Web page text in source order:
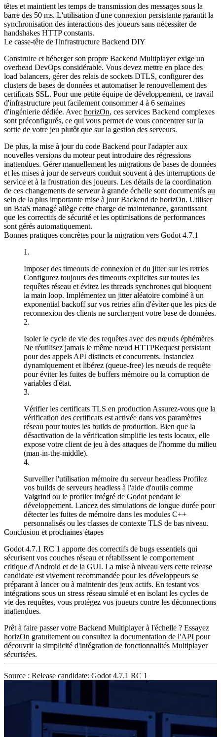
têtes et maintient les temps de transmission des messages sous la
barre des 50 ms. L'utilisation d'une connexion persistante garantit la
synchronisation des interactions des joueurs sans nécessiter de
handshakes HTTP constants.
Le casse-tête de l'infrastructure Backend DIY
Construire et héberger son propre Backend Multiplayer exige un
overhead DevOps considérable. Vous devez mettre en place des
load balancers, gérer des relais de sockets DTLS, configurer des
clusters de bases de données et automatiser le renouvellement des
certificats SSL. Pour une petite équipe de développement, ce travail
d'infrastructure peut facilement consommer 4 à 6 semaines
d'ingénierie dédiée. Avec horizOn, ces services Backend complexes
sont préconfigurés, ce qui vous permet de vous concentrer sur la
sortie de votre jeu plutôt que sur la gestion des serveurs.
De plus, la mise à jour du code Backend pour l'adapter aux
nouvelles versions du moteur peut introduire des régressions
inattendues. Gérer manuellement les migrations de bases de données
et les mises à jour de serveurs conduit souvent à des interruptions de
service et à la frustration des joueurs. Les détails de la coordination
de ces changements de serveur à grande échelle sont documentés au
sein de la plus importante mise à jour Backend de horizOn. Utiliser
un BaaS managé allège cette charge de maintenance, garantissant
que les correctifs de sécurité et les optimisations de performances
sont gérés automatiquement.
Bonnes pratiques concrètes pour la migration vers Godot 4.7.1
Imposer des timeouts de connexion et du jitter sur les retries
Configurez toujours des timeouts explicites sur toutes les
requêtes réseau et évitez les threads synchrones qui bloquent
la main loop. Implémentez un jitter aléatoire combiné à un
exponential backoff sur vos retries afin d'éviter que les pics de
reconnexion des clients ne surchargent votre base de données.
Isoler le cycle de vie des requêtes avec des nœuds éphémères
Ne réutilisez jamais le même nœud HTTPRequestpersistant
pour des appels API distincts et concurrents. Instanciez
dynamiquement et libérez (queue-free) les nœuds de requête
pour éviter les fuites de buffers mémoire ou la corruption de
variables d'état.
Vérifier les certificats TLS en productionAssurez-vous que la
vérification des certificats est activée dans vos paramètres
réseau pour toutes les builds de production. Bien que la
désactivation de la vérification simplifie les tests locaux, elle
expose votre client de jeu à des attaques de l'homme du milieu
(man-in-the-middle).
Surveiller l'utilisation mémoire du serveur headless Profilez
vos builds de serveurs headless à l'aide d'outils comme
Valgrind ou le profiler intégré de Godot pendant le
développement. Lancez des simulations de longue durée pour
détecter les fuites de mémoire dans les modules C++
personnalisés ou les classes de contexte TLS de bas niveau.
Conclusion et prochaines étapes
Godot 4.7.1 RC 1 apporte des correctifs de bugs essentiels qui
sécurisent vos couches réseau et rétablissent le comportement
critique d'Android et de la GUI. La mise à niveau vers cette release
candidate est vivement recommandée pour les développeurs se
préparant à lancer ou à maintenir des jeux actifs. En testant vos
intégrations sous un stress réseau simulé et en isolant les cycles de
vie des requêtes, vous protégez vos joueurs contre les déconnections
inattendues.
Prêt à faire passer votre Backend Multiplayer à l'échelle ? Essayez
horizOn gratuitement ou consultez la documentation de l'API pour
découvrir la simplicité d'intégration de fonctionnalités Multiplayer
sécurisées.
Source : Release candidate: Godot 4.7.1 RC 1